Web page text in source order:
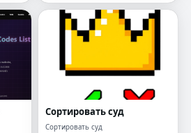
Сортировать суд
Сортировать суд